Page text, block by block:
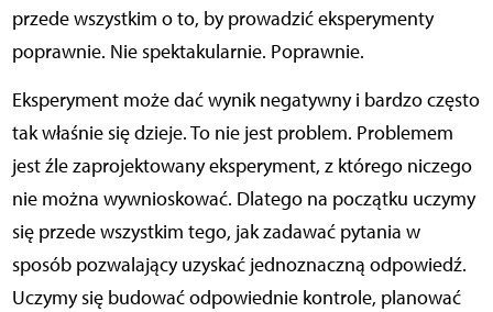
przede wszystkim o to, by prowadzić eksperymenty
poprawnie. Nie spektakularnie. Poprawnie.
Eksperyment może dać wynik negatywny i bardzo często
tak właśnie się dzieje. To nie jest problem. Problemem
jest źle zaprojektowany eksperyment, z którego niczego
nie można wywnioskować. Dlatego na początku uczymy
się przede wszystkim tego, jak zadawać pytania w
sposób pozwalający uzyskać jednoznaczną odpowiedź.
Uczymy się budować odpowiednie kontrole, planować